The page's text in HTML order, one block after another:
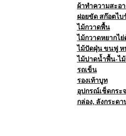
ผ้าทำความสะอ
ฝอยขัด สก๊อตไบ
ไม้กวาดพื้น
ไม้กวาดหยากไ
ไม้ปัดฝุ่น ขนฟู ห
ไม้ปาดน้ำพื้น-ไ
รถเข็น
รองเท้าบูท
อุปกรณ์เช็ดกระ
กล่อง, ลังกระดา